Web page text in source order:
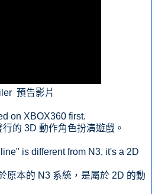
預告影片
on XBOX360 first.
的 3D 動作角色扮演遊戲。
is different from N3, it's a 2D
原本的 N3 系統，是屬於 2D 的動